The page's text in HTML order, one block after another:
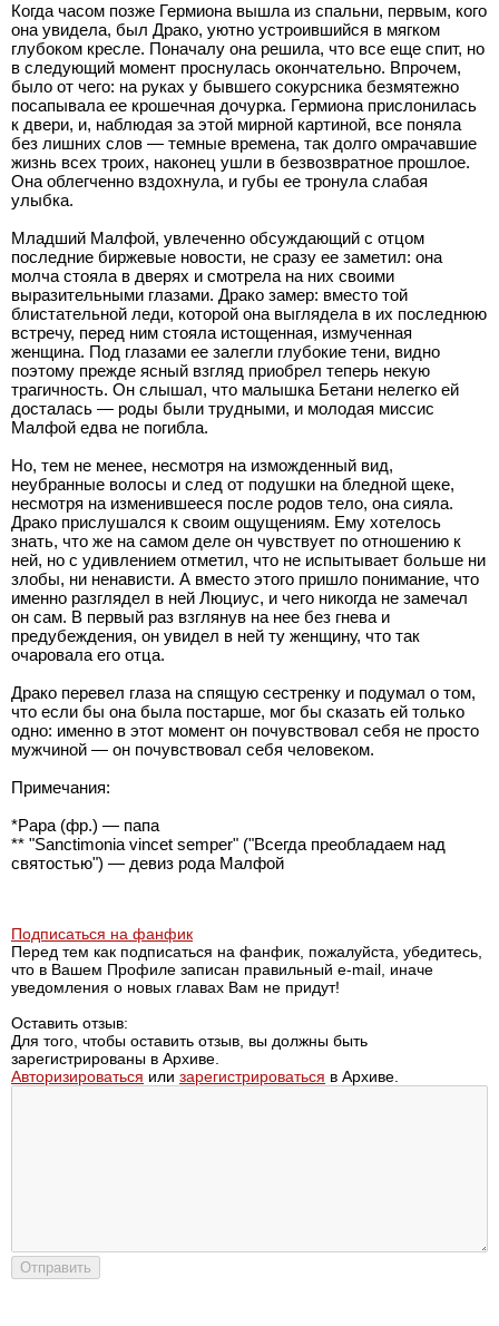
Когда часом позже Гермиона вышла из спальни, первым, кого
она увидела, был Драко, уютно устроившийся в мягком
глубоком кресле. Поначалу она решила, что все еще спит, но
в следующий момент проснулась окончательно. Впрочем,
было от чего: на руках у бывшего сокурсника безмятежно
посапывала ее крошечная дочурка. Гермиона прислонилась
к двери, и, наблюдая за этой мирной картиной, все поняла
без лишних слов — темные времена, так долго омрачавшие
жизнь всех троих, наконец ушли в безвозвратное прошлое.
Она облегченно вздохнула, и губы ее тронула слабая
улыбка.
Младший Малфой, увлеченно обсуждающий с отцом
последние биржевые новости, не сразу ее заметил: она
молча стояла в дверях и смотрела на них своими
выразительными глазами. Драко замер: вместо той
блистательной леди, которой она выглядела в их последнюю
встречу, перед ним стояла истощенная, измученная
женщина. Под глазами ее залегли глубокие тени, видно
поэтому прежде ясный взгляд приобрел теперь некую
трагичность. Он слышал, что малышка Бетани нелегко ей
досталась — роды были трудными, и молодая миссис
Малфой едва не погибла.
Но, тем не менее, несмотря на изможденный вид,
неубранные волосы и след от подушки на бледной щеке,
несмотря на изменившееся после родов тело, она сияла.
Драко прислушался к своим ощущениям. Ему хотелось
знать, что же на самом деле он чувствует по отношению к
ней, но с удивлением отметил, что не испытывает больше ни
злобы, ни ненависти. А вместо этого пришло понимание, что
именно разглядел в ней Люциус, и чего никогда не замечал
он сам. В первый раз взглянув на нее без гнева и
предубеждения, он увидел в ней ту женщину, что так
очаровала его отца.
Драко перевел глаза на спящую сестренку и подумал о том,
что если бы она была постарше, мог бы сказать ей только
одно: именно в этот момент он почувствовал себя не просто
мужчиной — он почувствовал себя человеком.
Примечания:
*Papa (фр.) — папа
** "Sanctimonia vincet semper" ("Всегда преобладаем над
святостью") — девиз рода Малфой
Подписаться на фанфик
Перед тем как подписаться на фанфик, пожалуйста, убедитесь,
что в Вашем Профиле записан правильный e-mail, иначе
уведомления о новых главах Вам не придут!
Оставить отзыв:
Для того, чтобы оставить отзыв, вы должны быть
зарегистрированы в Архиве.
Авторизироваться или зарегистрироваться в Архиве.